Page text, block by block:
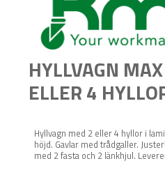
HYLLVAGN
ELLER 4
Hyllvagn med 2 eller 4 hyllor i
höjd. Gavlar med trådgaller.
med 2 fasta och 2 länkhjul.